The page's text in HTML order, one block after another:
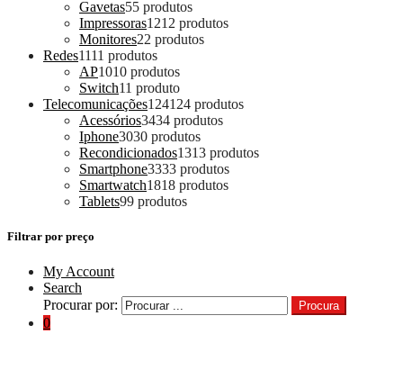
Gavetas55 produtos
Impressoras1212 produtos
Monitores22 produtos
Redes1111 produtos
AP1010 produtos
Switch11 produto
Telecomunicações124124 produtos
Acessórios3434 produtos
Iphone3030 produtos
Recondicionados1313 produtos
Smartphone3333 produtos
Smartwatch1818 produtos
Tablets99 produtos
Filtrar por preço
My Account
Search
Procurar por:
Procura
0